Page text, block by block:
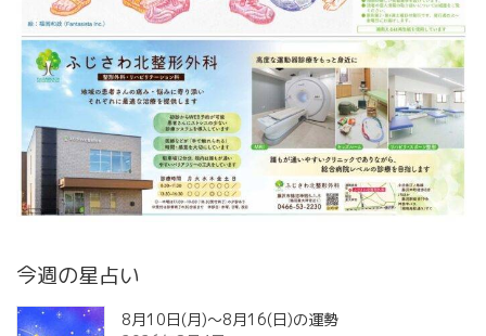
今週の星占い
8月10日(月)～8月16(日)の運勢